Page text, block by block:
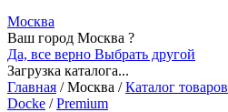
Москва
Ваш город Москва ?
Да, все верно Выбрать другой
Загрузка каталога...
Главная /Москва / Каталог товаров
Docke / Premium